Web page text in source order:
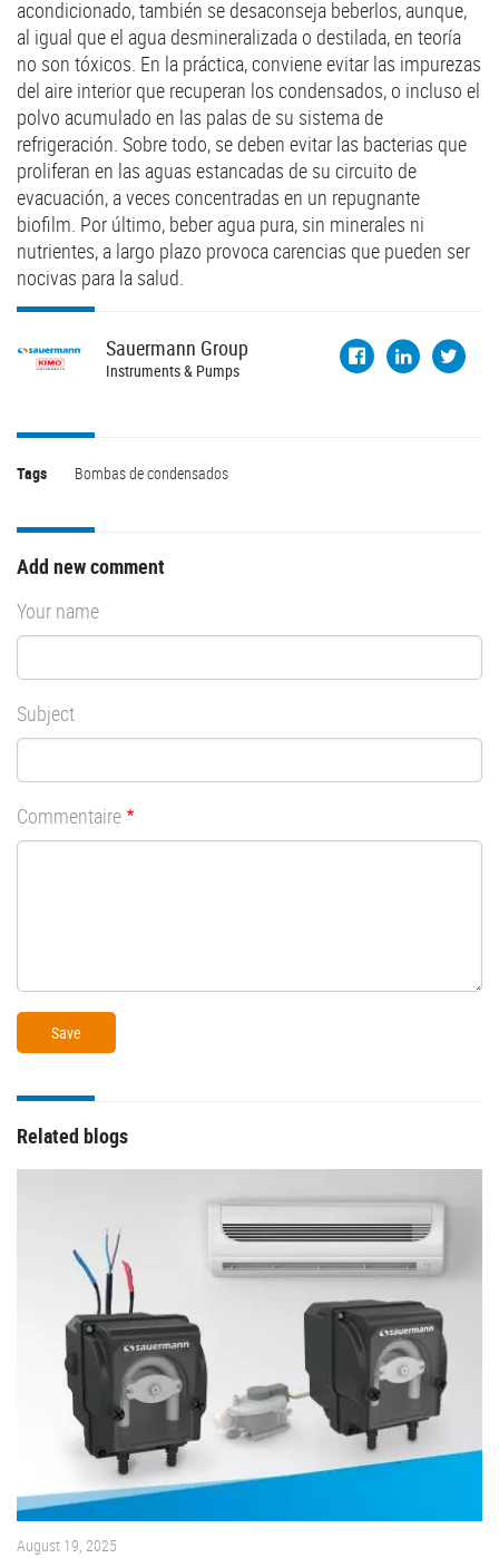
acondicionado, también se desaconseja beberlos, aunque,
al igual que el agua desmineralizada o destilada, en teoría
no son tóxicos. En la práctica, conviene evitar las impurezas
del aire interior que recuperan los condensados, o incluso el
polvo acumulado en las palas de su sistema de
refrigeración. Sobre todo, se deben evitar las bacterias que
proliferan en las aguas estancadas de su circuito de
evacuación, a veces concentradas en un repugnante
biofilm. Por último, beber agua pura, sin minerales ni
nutrientes, a largo plazo provoca carencias que pueden ser
nocivas para la salud.
Sauermann Group
Instruments & Pumps
Tags Bombas de condensados
Add new comment
Your name
Subject
Commentaire
Related blogs
August 19, 2025